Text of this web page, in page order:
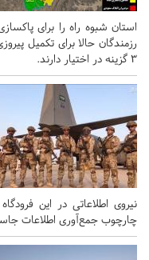
استان شبوه راه را برای
رزمندگان حالا برای تکمیل
۳ گزینه در اختیار دارند.
نیروی اطلاعاتی در این
چارچوب جمع‌آوری اطلاعات